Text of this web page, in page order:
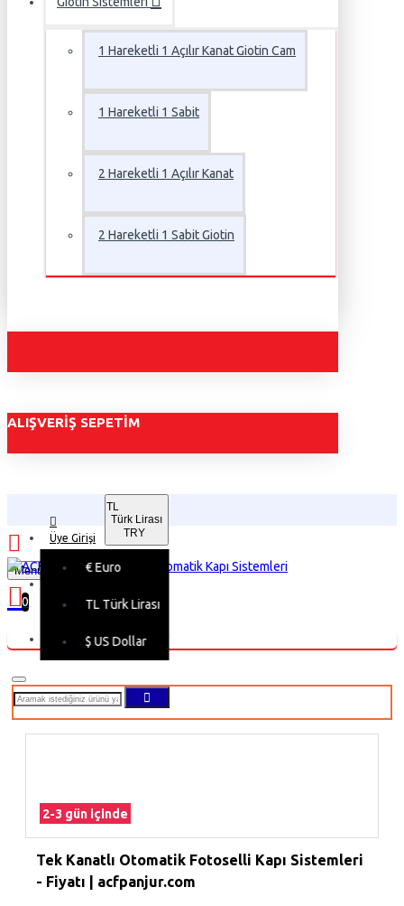
1 Hareketli 1 Açılır Kanat Giotin Cam
1 Hareketli 1 Sabit
2 Hareketli 1 Açılır Kanat
2 Hareketli 1 Sabit Giotin
ALIŞVERIŞ SEPETIM
Üye Girişi
TL
Türk Lirası
TRY
€Euro
TL Türk Lirası
$ US Dollar
Menu
0
Alışveriş sepetiniz boş!
2-3 gün içinde
Tek Kanatlı Otomatik Fotoselli Kapı Sistemleri
- Fiyatı | acfpanjur.com